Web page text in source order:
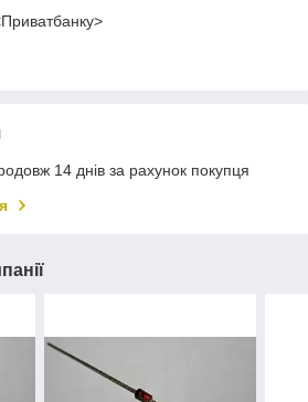
14 днів за рахунок покупця